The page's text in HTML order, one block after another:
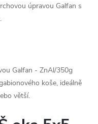
úpravou Galfan s
Galfan - ZnAl/350g
koše, ideálně
větší.